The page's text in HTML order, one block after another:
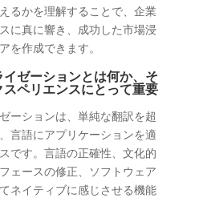
るかを理解することで、企業
に真に響き、成功した市場浸
を作成できます。
ゼーションとは何か、そ
ペリエンスにとって重要
ーションは、単純な翻訳を超
言語にアプリケーションを適
です。言語の正確性、文化的
ェースの修正、ソフトウェア
ネイティブに感じさせる機能